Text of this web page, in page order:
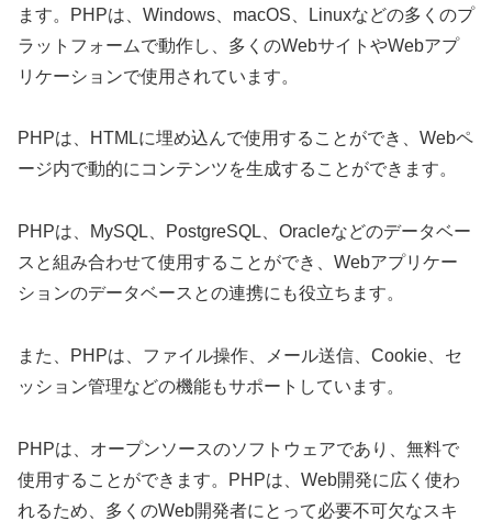
ます。PHPは、Windows、macOS、Linuxなどの多くのプ
ラットフォームで動作し、多くのWebサイトやWebアプ
リケーションで使用されています。
PHPは、HTMLに埋め込んで使用することができ、Webペ
ージ内で動的にコンテンツを生成することができます。
PHPは、MySQL、PostgreSQL、Oracleなどのデータベー
スと組み合わせて使用することができ、Webアプリケー
ションのデータベースとの連携にも役立ちます。
また、PHPは、ファイル操作、メール送信、Cookie、セ
ッション管理などの機能もサポートしています。
PHPは、オープンソースのソフトウェアであり、無料で
使用することができます。PHPは、Web開発に広く使わ
れるため、多くのWeb開発者にとって必要不可欠なスキ